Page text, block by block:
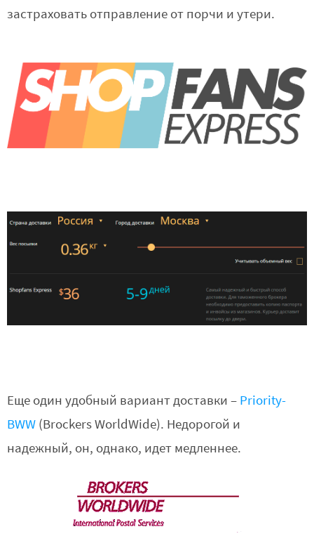
застраховать отправление от порчи и утери.
Еще один удобный вариант доставки – Priority-
BWW(Brockers WorldWide). Недорогой и
надежный, он, однако, идет медленнее.